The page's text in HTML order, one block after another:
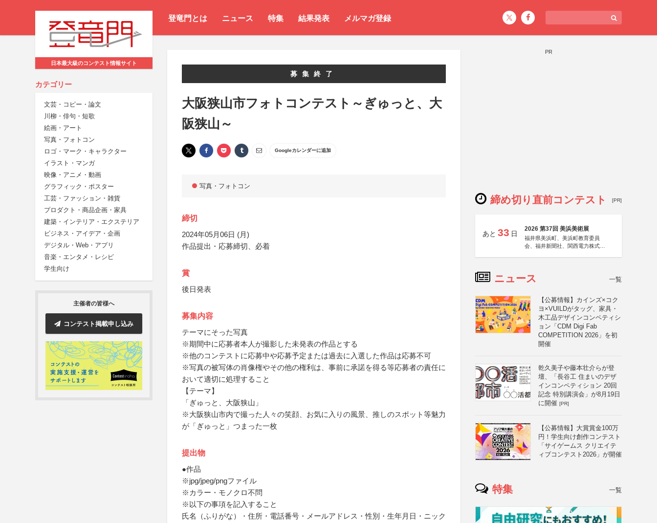
登竜門とは ニュース 特集 結果発表 メルマガ登録
日本最大級のコンテスト情報サイト
カテゴリー
文芸・コピー・論文
川柳・俳句・短歌
絵画・アート
写真・フォトコン
ロゴ・マーク・キャラクター
イラスト・マンガ
映像・アニメ・動画
グラフィック・ポスター
工芸・ファッション・雑貨
プロダクト・商品企画・家具
建築・インテリア・エクステリア
ビジネス・アイデア・企画
デジタル・Web・アプリ
音楽・エンタメ・レシピ
学生向け
主催者の皆様へ
コンテスト掲載申し込み
募集終了
大阪狭山市フォトコンテスト～ぎゅっと、大
阪狭山～
Googleカレンダーに追加
写真・フォトコン
締切
2024年05月06日 (月)
作品提出・応募締切、必着
賞
後日発表
募集内容
テーマにそった写真
※期間中に応募者本人が撮影した未発表の作品とする
※他のコンテストに応募中や応募予定または過去に入選した作品は応募不可
※写真の被写体の肖像権やその他の権利は、事前に承諾を得る等応募者の責任に
おいて適切に処理すること
【テーマ】
「ぎゅっと、大阪狭山」
※大阪狭山市内で撮った人々の笑顔、お気に入りの風景、推しのスポット等魅力
が「ぎゅっと」つまった一枚
提出物
●作品
※jpg/jpeg/pngファイル
※カラー・モノクロ不問
※以下の事項を記入すること
氏名（ふりがな）・住所・電話番号・メールアドレス・性別・生年月日・ニック
PR
締め切り直前コンテスト [PR]
あと 33 日
2026 第37回 美浜美術展
福井県美浜町、美浜町教育委員
会、福井新聞社、関西電力株式会
ニュース 一覧
【公募情報】カインズ×コク
ヨ×VUILDがタッグ、家具・
木工品デザインコンペティシ
ョン「CDM Digi Fab
COMPETITION 2026」を初
開催
乾久美子や藤本壮介らが登
壇、「長谷工 住まいのデザ
インコンペティション 20回
記念 特別講演会」が8月19日
に開催 [PR]
【公募情報】大賞賞金100万
円！学生向け創作コンテスト
「サイゲームス クリエイテ
ィブコンテスト2026」が開催
特集 一覧